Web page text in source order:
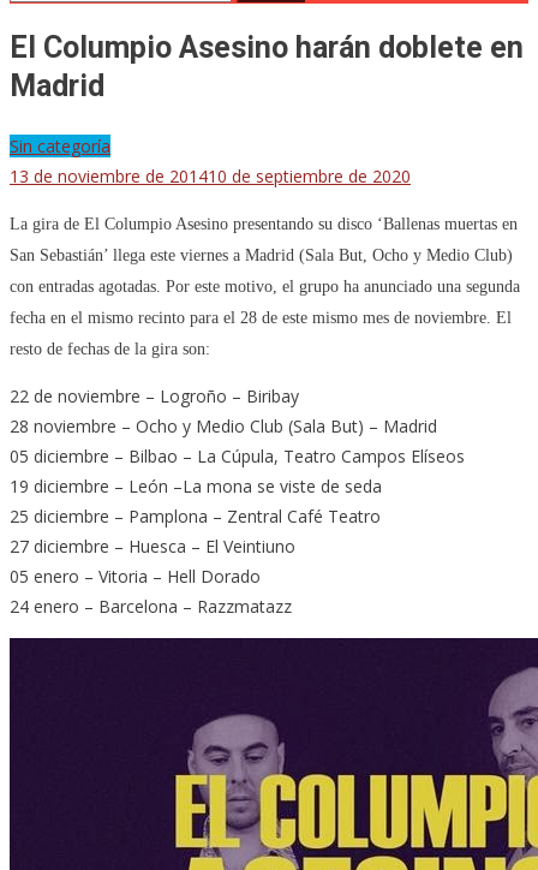
El Columpio Asesino harán doblete en
Madrid
Sin categoría
13 de noviembre de 201410 de septiembre de 2020
La gira de El Columpio Asesino presentando su disco ‘Ballenas muertas en
San Sebastián’ llega este viernes a Madrid (Sala But, Ocho y Medio Club)
con entradas agotadas. Por este motivo, el grupo ha anunciado una segunda
fecha en el mismo recinto para el 28 de este mismo mes de noviembre. El
resto de fechas de la gira son:
22 de noviembre – Logroño – Biribay
28 noviembre – Ocho y Medio Club (Sala But) – Madrid
05 diciembre – Bilbao – La Cúpula, Teatro Campos Elíseos
19 diciembre – León –La mona se viste de seda
25 diciembre – Pamplona – Zentral Café Teatro
27 diciembre – Huesca – El Veintiuno
05 enero – Vitoria – Hell Dorado
24 enero – Barcelona – Razzmatazz